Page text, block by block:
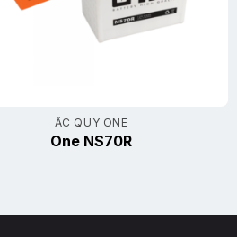
ẮC QUY ONE
One NS70R